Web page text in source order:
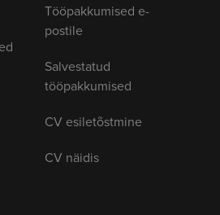
Tööpakkumised e-
postile
Salvestatud
tööpakkumised
CV esiletõstmine
CV näidis